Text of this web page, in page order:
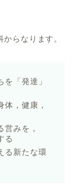
らなります。
を「発達」
体，健康，
営みを，
る
る新たな環